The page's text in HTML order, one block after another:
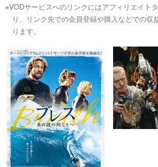
※VODサービスへのリンクにはアフィリエイト
り、リンク先での会員登録や購入などでの収
ります。